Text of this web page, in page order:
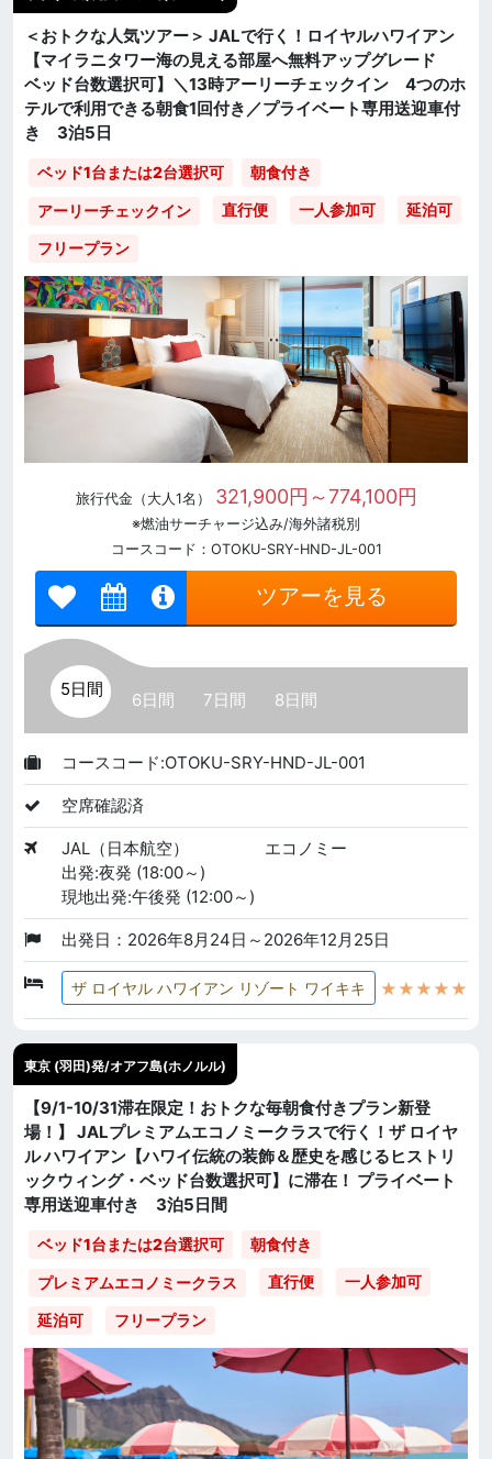
＜おトクな人気ツアー＞ JALで行く！ロイヤルハワイアン
【マイラニタワー海の見える部屋へ無料アップグレード
ベッド台数選択可】＼13時アーリーチェックイン 4つのホ
テルで利用できる朝食1回付き／プライベート専用送迎車付
き 3泊5日
ベッド1台または2台選択可 朝食付き
アーリーチェックイン 直行便 一人参加可 延泊可
フリープラン
旅行代金（大人1名） 321,900円～774,100円
※燃油サーチャージ込み/海外諸税別
コースコード：OTOKU-SRY-HND-JL-001
ツアーを見る
5日間
6日間 7日間 8日間
コースコード:OTOKU-SRY-HND-JL-001
空席確認済
JAL（日本航空）
エコノミー
出発:夜発 (18:00～)
現地出発:午後発 (12:00～)
出発日：2026年8月24日～2026年12月25日
ザ ロイヤル ハワイアン リゾート ワイキキ ★★★★★
東京 (羽田)発/オアフ島(ホノルル)
【9/1-10/31滞在限定！おトクな毎朝食付きプラン新登
場！】 JALプレミアムエコノミークラスで行く！ザ ロイヤ
ル ハワイアン【ハワイ伝統の装飾＆歴史を感じるヒストリ
ックウィング・ベッド台数選択可】に滞在！ プライベート
専用送迎車付き 3泊5日間
ベッド1台または2台選択可 朝食付き
プレミアムエコノミークラス 直行便 一人参加可
延泊可 フリープラン